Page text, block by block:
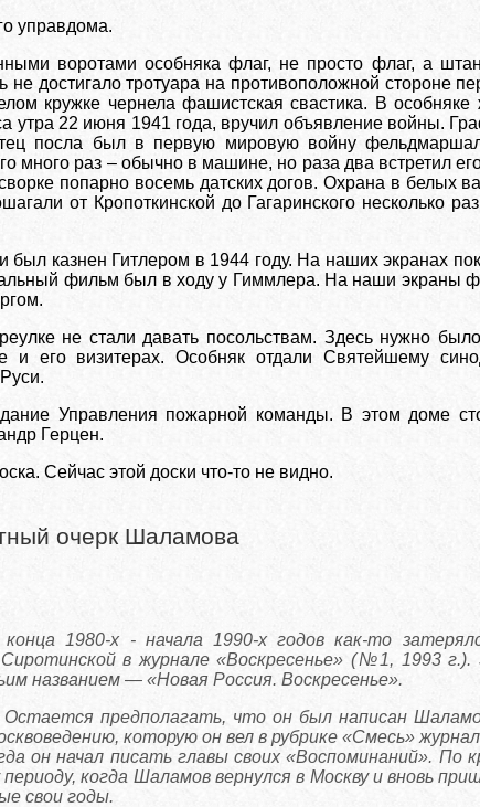
управдома.
воротами особняка флаг, не просто флаг, а
достигало тротуара на противоположной стороне
кружке чернела фашистская свастика. В особняке
утра 22 июня 1941 года, вручил объявление войны.
посла был в первую мировую войну
много раз – обычно в машине, но раза два встретил
попарно восемь датских догов. Охрана в белых
от Кропоткинской до Гагаринского несколько
казнен Гитлером в 1944 году. На наших экранах
фильм был в ходу у Гиммлера. На наши экраны
не стали давать посольствам. Здесь нужно было
и его визитерах. Особняк отдали Святейшему
Управления пожарной команды. В этом доме
Герцен.
Сейчас этой доски что-то не видно.
очерк Шаламова
1980-х - начала 1990-х годов как-то
в журнале «Воскресенье» (№1, 1993
названием — «Новая Россия. Воскресенье».
предполагать, что он был написан
которую он вел в рубрике «Смесь»
он начал писать главы своих «Воспоминаний». По
когда Шаламов вернулся в Москву и вновь
свои годы.